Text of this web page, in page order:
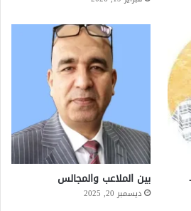
بين الملاعب والمجالس
ديسمبر 20, 2025